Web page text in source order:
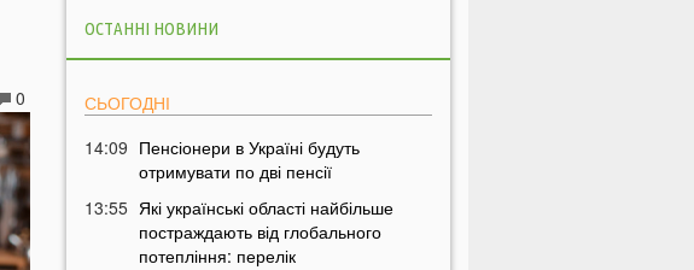
0
ОСТАННІ НОВИНИ
СЬОГОДНІ
14:09 Пенсіонери в Україні будуть
отримувати по дві пенсії
13:55 Які українські області найбільше
постраждають від глобального
потепління: перелік